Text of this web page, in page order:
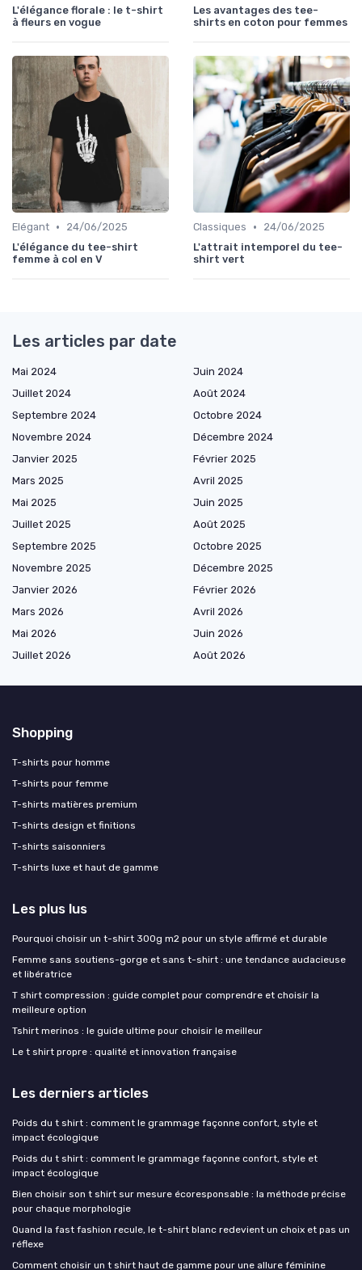
L'élégance florale : le t-shirt
à fleurs en vogue
Les avantages des tee-
shirts en coton pour femmes
Elégant •
24/06/2025
L'élégance du tee-shirt
femme à col en V
Classiques •
24/06/2025
L'attrait intemporel du tee-
shirt vert
Les articles par date
Mai 2024
Juin 2024
Juillet 2024
Août 2024
Septembre 2024
Octobre 2024
Novembre 2024
Décembre 2024
Janvier 2025
Février 2025
Mars 2025
Avril 2025
Mai 2025
Juin 2025
Juillet 2025
Août 2025
Septembre 2025
Octobre 2025
Novembre 2025
Décembre 2025
Janvier 2026
Février 2026
Mars 2026
Avril 2026
Mai 2026
Juin 2026
Juillet 2026
Août 2026
Shopping
T-shirts pour homme
T-shirts pour femme
T-shirts matières premium
T-shirts design et finitions
T-shirts saisonniers
T-shirts luxe et haut de gamme
Les plus lus
Pourquoi choisir un t-shirt 300g m2 pour un style affirmé et durable
Femme sans soutiens-gorge et sans t-shirt : une tendance audacieuse
et libératrice
T shirt compression : guide complet pour comprendre et choisir la
meilleure option
Tshirt merinos : le guide ultime pour choisir le meilleur
Le t shirt propre : qualité et innovation française
Les derniers articles
Poids du t shirt : comment le grammage façonne confort, style et
impact écologique
Poids du t shirt : comment le grammage façonne confort, style et
impact écologique
Bien choisir son t shirt sur mesure écoresponsable : la méthode précise
pour chaque morphologie
Quand la fast fashion recule, le t-shirt blanc redevient un choix et pas un
réflexe
Comment choisir un t shirt haut de gamme pour une allure féminine